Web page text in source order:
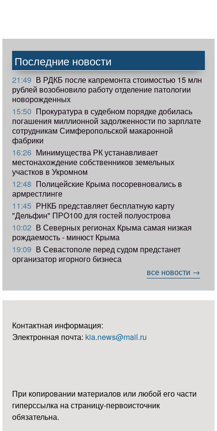
Последние новости
21:49 В РДКБ после капремонта стоимостью 15 млн
рублей возобновило работу отделение патологии
новорожденных
15:50 Прокуратура в судебном порядке добилась
погашения миллионной задолженности по зарплате
сотрудникам Симферопольской макаронной
фабрики
16:26 Минимущества РК устанавливает
местонахождение собственников земельных
участков в Укромном
12:48 Полицейские Крыма посоревновались в
армрестлинге
11:45 РНКБ представляет бесплатную карту
"Дельфин" ПРО100 для гостей полуострова
10:02 В Северных регионах Крыма самая низкая
рождаемость - минюст Крыма
19:09 В Севастополе перед судом предстанет
организатор игорного бизнеса
все новости →
Контактная информация:
Электронная почта: kia.news@mail.ru
При копировании материалов или любой его части
гиперссылка на страницу-первоисточник
обязательна.